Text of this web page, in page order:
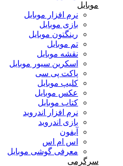
موبایل
نرم افزار موبایل
بازی موبایل
رینگتون موبایل
تم موبایل
نقشه موبایل
اسکرین سیور موبایل
پاکت پی سی
کلیپ موبایل
عکس موبایل
کتاب موبایل
نرم افزار اندروید
بازی اندروید
آیفون
اس ام اس
معرفی گوشی موبایل
سرگرمی